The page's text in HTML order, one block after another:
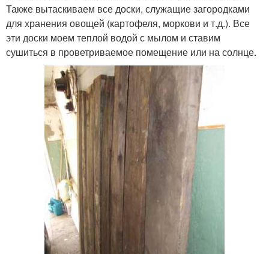
Также вытаскиваем все доски, служащие загородками
для хранения овощей (картофеля, моркови и т.д.). Все
эти доски моем теплой водой с мылом и ставим
сушиться в проветриваемое помещение или на солнце.